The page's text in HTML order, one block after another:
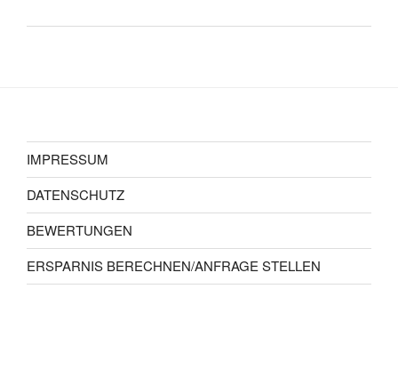
IMPRESSUM
DATENSCHUTZ
BEWERTUNGEN
ERSPARNIS BERECHNEN/ANFRAGE STELLEN